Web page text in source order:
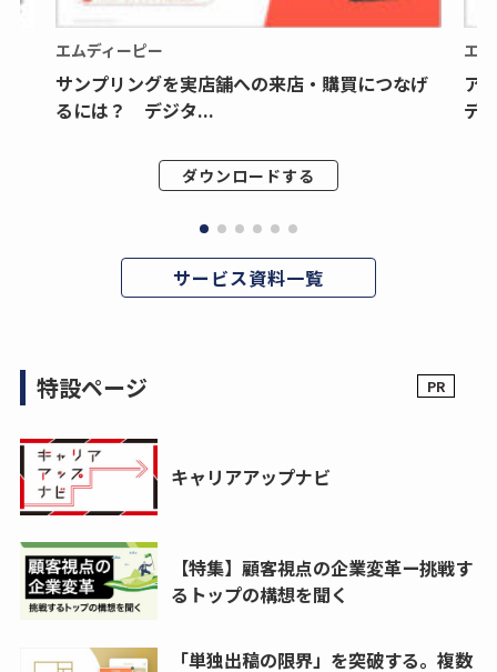
エムディーピー
サンプリングを実店舗への来店・購買につなげ
るには？ デジタ...
ダウンロードする
エ
ア
デ
サービス資料一覧
特設ページ
キャリアアップナビ
【特集】顧客視点の企業変革ー挑戦す
るトップの構想を聞く
「単独出稿の限界」を突破する。複数